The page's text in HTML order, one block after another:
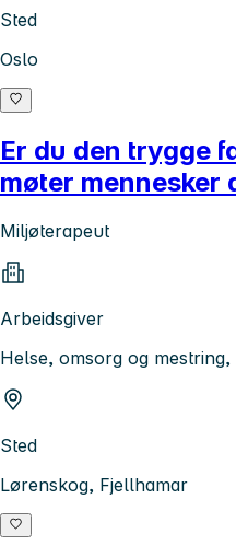
Sted
Oslo
Er du den trygge
møter mennesker
Miljøterapeut
Arbeidsgiver
Helse, omsorg og
Sted
Lørenskog, Fjellhamar